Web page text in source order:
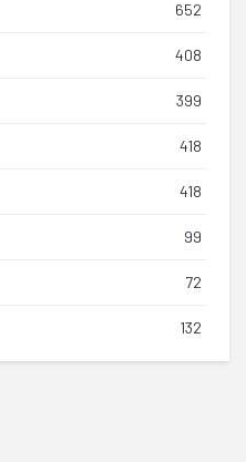
652
408
399
418
418
99
72
132